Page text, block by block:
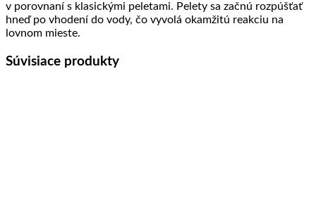
v porovnaní s klasickými peletami. Pelety sa začnú rozpúšťať
hneď po vhodení do vody, čo vyvolá okamžitú reakciu na
lovnom mieste.
Súvisiace produkty